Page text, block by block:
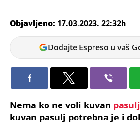
Objavljeno: 17.03.2023. 22:32h
Milica
Tomic
Dodajte Espreso u vaš
Nema ko ne voli kuvan pasulj
kuvan pasulj potrebna je i